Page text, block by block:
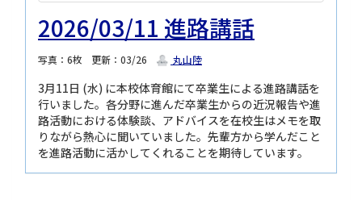
2026/03/11 進路講話
写真：6枚 更新：03/26 丸山陸
3月11日 (水) に本校体育館にて卒業生による進路講話を
行いました。各分野に進んだ卒業生からの近況報告や進
路活動における体験談、アドバイスを在校生はメモを取
りながら熱心に聞いていました。先輩方から学んだこと
を進路活動に活かしてくれることを期待しています。